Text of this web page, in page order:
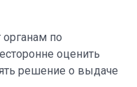
по
оценить
решение о выдаче